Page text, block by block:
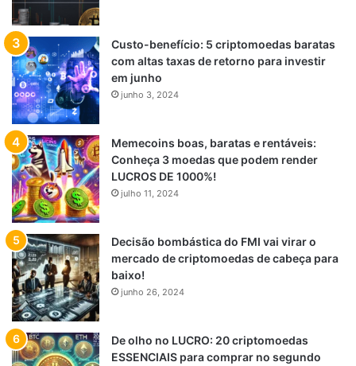
Custo-benefício: 5 criptomoedas baratas
com altas taxas de retorno para investir
em junho
junho 3, 2024
Memecoins boas, baratas e rentáveis:
Conheça 3 moedas que podem render
LUCROS DE 1000%!
julho 11, 2024
Decisão bombástica do FMI vai virar o
mercado de criptomoedas de cabeça para
baixo!
junho 26, 2024
De olho no LUCRO: 20 criptomoedas
ESSENCIAIS para comprar no segundo